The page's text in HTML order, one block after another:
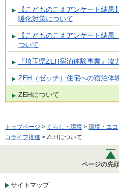
【こどものこえアンケート結
暖化対策について
【こどものこえアンケート結
ついて
『埼玉県ZEH宿泊体験事業』協
ZEH（ゼッチ）住宅への宿泊体
ZEHについて
トップページ > くらし・環境 > 環境・エコ
コライフ推進 > ZEHについて
ページの先
サイトマップ